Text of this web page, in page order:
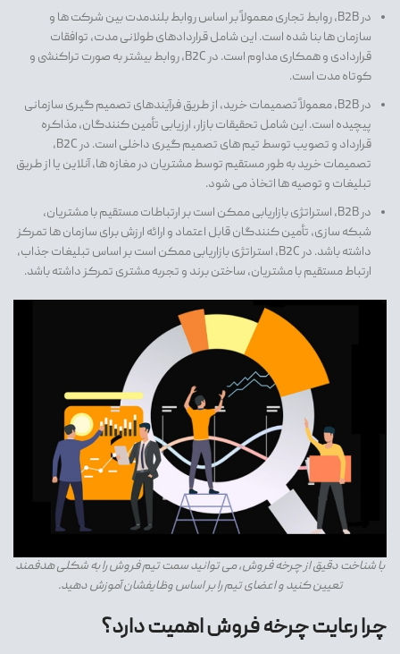
در B2B، روابط تجاری معمولاً بر اساس روابط بلندمدت بین شرکت ها و
سازمان ها بنا شده است. این شامل قراردادهای طولانی مدت، توافقات
قراردادی و همکاری مداوم است. در B2C، روابط بیشتر به صورت تراکنشی و
کوتاه مدت است.
در B2B، معمولاً تصمیمات خرید، از طریق فرآیندهای تصمیم گیری سازمانی
پیچیده است. این شامل تحقیقات بازار، ارزیابی تأمین کنندگان، مذاکره
قرارداد و تصویب توسط تیم های تصمیم گیری داخلی است. در B2C،
تصمیمات خرید به طور مستقیم توسط مشتریان در مغازه ها، آنلاین یا از طریق
تبلیغات و توصیه ها اتخاذ می شود.
در B2B، استراتژی بازاریابی ممکن است بر ارتباطات مستقیم با مشتریان،
شبکه سازی، تأمین کنندگان قابل اعتماد و ارائه ارزش برای سازمان ها تمرکز
داشته باشد. در B2C، استراتژی بازاریابی ممکن است بر اساس تبلیغات جذاب،
ارتباط مستقیم با مشتریان، ساختن برند و تجربه مشتری تمرکز داشته باشد.
با شناخت دقیق از چرخه فروش، می توانید سمت تیم فروش را به شکلی هدفمند
تعیین کنید و اعضای تیم را بر اساس وظایفشان آموزش دهید.
چرا رعایت چرخه فروش اهمیت دارد؟